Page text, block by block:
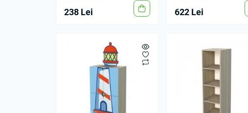
238 Lei 622 Lei